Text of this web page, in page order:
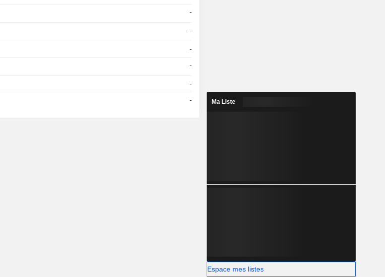
-
-
-
-
-
- Ma Liste
Espace mes listes